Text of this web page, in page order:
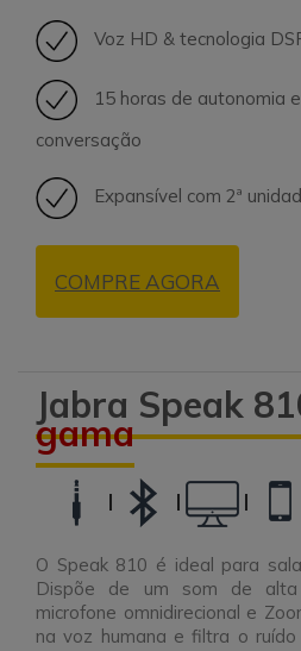
Voz HD & tecnologia
15 horas de autonomia
conversação
Expansível com 2ª
COMPRE AGORA
Jabra Speak
gama
| | |
O Speak 810 é ideal para
Dispõe de um som de
microfone omnidirecional e
na voz humana efiltra o ruído